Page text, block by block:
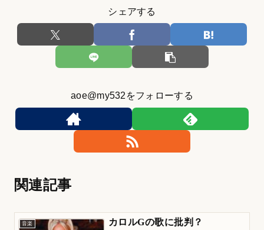
シェアする
aoe@my532をフォローする
関連記事
音楽 カロルGの歌に批判？